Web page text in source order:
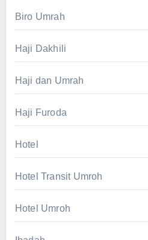
Biro Umrah
Haji Dakhili
Haji dan Umrah
Haji Furoda
Hotel
Hotel Transit Umroh
Hotel Umroh